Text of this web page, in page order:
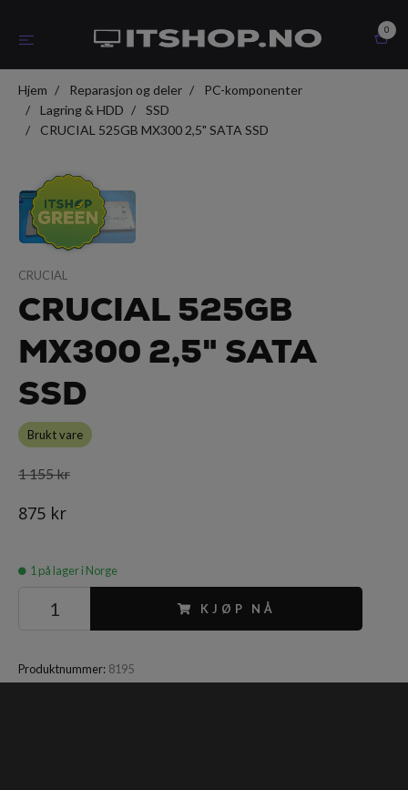
0
Hjem Reparasjon og deler
PC-komponenter
Lagring & HDD
SSD
CRUCIAL 525GB MX300 2,5" SATA SSD
CRUCIAL
CRUCIAL 525GB
MX300 2,5" SATA
SSD
Brukt vare
1 155 kr
875 kr
1 på lager i Norge
KJØP NÅ
Produktnummer: 8195